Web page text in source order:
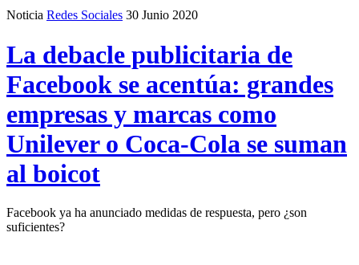
Noticia Redes Sociales 30 Junio 2020
La debacle publicitaria de
Facebook se acentúa: grandes
empresas y marcas como
Unilever o Coca-Cola se suman
al boicot
Facebook ya ha anunciado medidas de respuesta, pero ¿son
suficientes?